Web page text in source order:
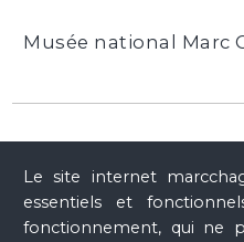
Le site internet
essentiels et
fonctionnement, qui ne
Musée national Marc
Suivez-nous
Contact